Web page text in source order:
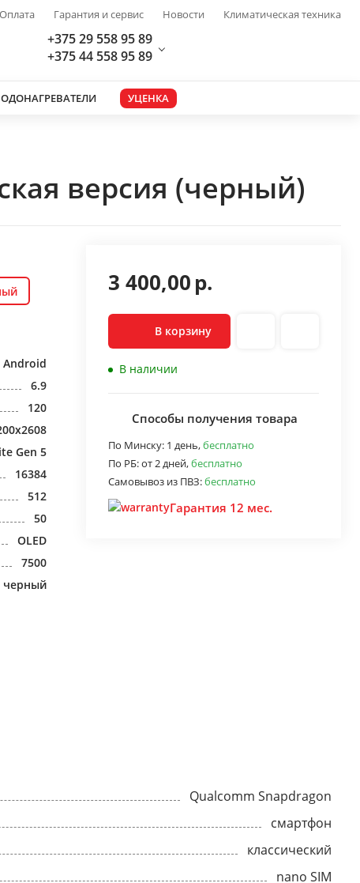
Оплата Гарантия и сервис Новости Климатическая техника
+375 29 558 95 89
+375 44 558 95 89
УЦЕНКА
версия (черный)
Android
6.9
120
Gen 5
16384
512
50
OLED
7500
черный
3 400,00р.
В корзину
В наличии
Способы получения товара
По Минску: 1 день,бесплатно
По РБ:от 2 дней,бесплатно
Самовывоз из ПВЗ:бесплатно
Гарантия 12 мес.
Qualcomm Snapdragon
смартфон
классический
nano SIM